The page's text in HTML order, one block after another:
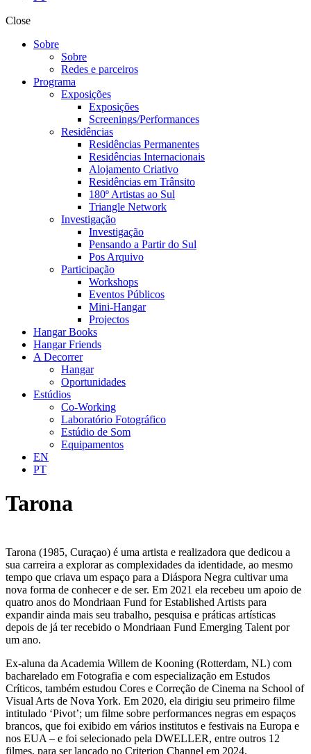
Close
Sobre
Sobre
Redes e parceiros
Programa
Exposições
Exposições
Screenings/Performances
Residências
Residências Permanentes
Residências Internacionais
Alojamento Criativo
Residências em Trânsito
180º Artistas ao Sul
Triangle Network
Investigação
Investigação
Pensando a Partir do Sul
Pos Arquivo
Participação
Workshops
Eventos Públicos
Mini-Hangar
Projectos
Hangar Books
Hangar Friends
A Decorrer
Hangar
Oportunidades
Estúdios
Co-Working
Laboratório Fotográfico
Estúdio de Som
Equipamentos
EN
PT
Tarona
Tarona (1985, Curaçao) é uma artista e realizadora que dedicou a
sua carreira a explorar as complexidades da identidade, ao mesmo
tempo que criava um espaço para a Diáspora Negra cultivar uma
nova forma de conhecer e de ser. Em 2021 ela recebeu um apoio de
quatro anos do Mondriaan Fund for Established Artists para
expandir ainda mais seu trabalho, pesquisa e práticas artísticas
depois de já ter recebido o Mondriaan Fund Emerging Talent por
um ano.
Ex-aluna da Academia Willem de Kooning (Rotterdam, NL) com
bacharelado em Fotografia e com especialização em Estudos
Críticos, também estudou Cores e Correção de Cinema na School of
Visual Arts de Nova York. Em 2020, ela dirigiu seu primeiro filme
intitulado ‘Pivot’; um filme sobre performances negras em espaços
brancos, que foi exibido em vários institutos e festivais na Europa e
nos EUA – e foi selecionado pela DWELLER, entre outros 12
filmes, para ser lançado no Criterion Channel em 2024.